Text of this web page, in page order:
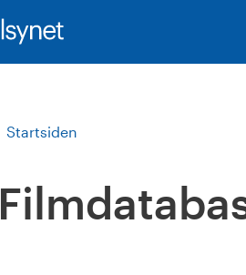
Startsiden